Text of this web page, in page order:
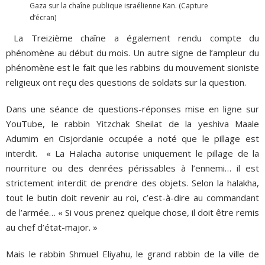
Gaza sur la chaîne publique israélienne Kan. (Capture
d’écran)
La Treizième chaîne a également rendu compte du
phénomène au début du mois. Un autre signe de l’ampleur du
phénomène est le fait que les rabbins du mouvement sioniste
religieux ont reçu des questions de soldats sur la question.
Dans une séance de questions-réponses mise en ligne sur
YouTube, le rabbin Yitzchak Sheilat de la yeshiva Maale
Adumim en Cisjordanie occupée a noté que le pillage est
interdit. « La Halacha autorise uniquement le pillage de la
nourriture ou des denrées périssables à l’ennemi… il est
strictement interdit de prendre des objets. Selon la halakha,
tout le butin doit revenir au roi, c’est-à-dire au commandant
de l’armée… « Si vous prenez quelque chose, il doit être remis
au chef d’état-major. »
Mais le rabbin Shmuel Eliyahu, le grand rabbin de la ville de